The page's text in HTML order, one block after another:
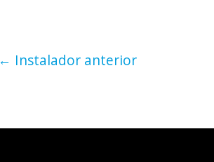
← Instalador anterior